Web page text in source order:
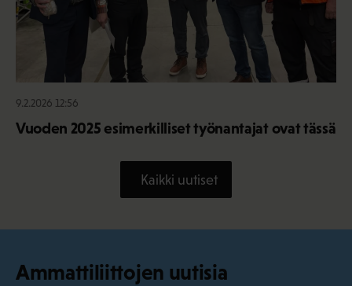
9.2.2026 12:56
Vuoden 2025 esimerkilliset työnantajat ovat tässä
Kaikki uutiset
Ammattiliittojen uutisia